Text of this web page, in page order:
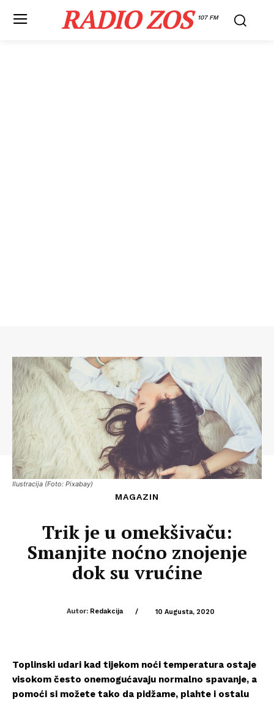
RADIO ZOS 107 FM
Ilustracija (Foto: Pixabay)
MAGAZIN
Trik je u omekšivaču:
Smanjite noćno znojenje
dok su vrućine
Autor: Redakcija / 10 Augusta, 2020
Toplinski udari kad tijekom noći temperatura ostaje
visokom često onemogućavaju normalno spavanje, a
pomoći si možete tako da pidžame, plahte i ostalu